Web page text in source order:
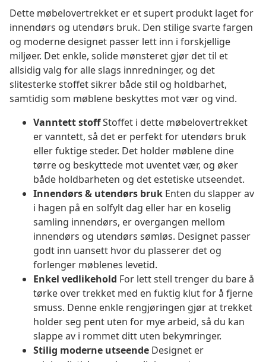
Dette møbelovertrekket er et supert produkt laget for
innendørs og utendørs bruk. Den stilige svarte fargen
og moderne designet passer lett inn i forskjellige
miljøer. Det enkle, solide mønsteret gjør det til et
allsidig valg for alle slags innredninger, og det
slitesterke stoffet sikrer både stil og holdbarhet,
samtidig som møblene beskyttes mot vær og vind.
Vanntett stoffStoffet i dette møbelovertrekket
er vanntett, så det er perfekt for utendørs bruk
eller fuktige steder. Det holder møblene dine
tørre og beskyttede mot uventet vær, og øker
både holdbarheten og det estetiske utseendet.
Innendørs & utendørs bruk Enten du slapper av
i hagen på en solfylt dag eller har en koselig
samling innendørs, er overgangen mellom
innendørs og utendørs sømløs. Designet passer
godt inn uansett hvor du plasserer det og
forlenger møblenes levetid.
Enkel vedlikehold For lett stell trenger du bare å
tørke over trekket med en fuktig klut for å fjerne
smuss. Denne enkle rengjøringen gjør at trekket
holder seg pent uten for mye arbeid, så du kan
slappe av i rommet ditt uten bekymringer.
Stilig moderne utseende Designet er